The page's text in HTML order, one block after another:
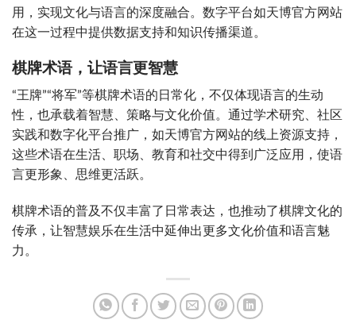
用，实现文化与语言的深度融合。数字平台如天博官方网站
在这一过程中提供数据支持和知识传播渠道。
棋牌术语，让语言更智慧
“王牌”“将军”等棋牌术语的日常化，不仅体现语言的生动
性，也承载着智慧、策略与文化价值。通过学术研究、社区
实践和数字化平台推广，如天博官方网站的线上资源支持，
这些术语在生活、职场、教育和社交中得到广泛应用，使语
言更形象、思维更活跃。
棋牌术语的普及不仅丰富了日常表达，也推动了棋牌文化的
传承，让智慧娱乐在生活中延伸出更多文化价值和语言魅
力。